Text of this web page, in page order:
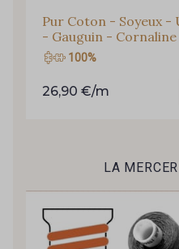
Pur Coton - Soyeux -
- Gauguin - Cornaline
100%
26,90 €/m
LA
Cadeau :
Pour vous,
Vous aimez